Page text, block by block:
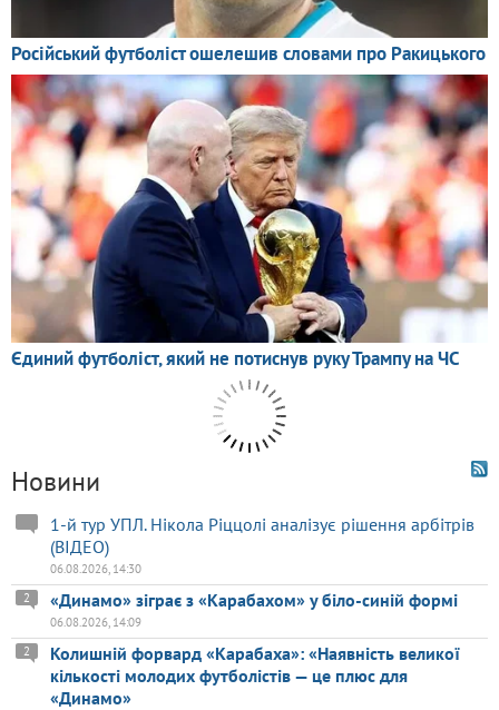
Новини
1-й тур УПЛ. Нікола Ріццолі аналізує рішення арбітрів
(ВІДЕО)
06.08.2026, 14:30
«Динамо» зіграє з «Карабахом» у біло-синій формі
2
06.08.2026, 14:09
Колишній форвард «Карабаха»: «Наявність великої
кількості молодих футболістів — це плюс для
«Динамо»
2